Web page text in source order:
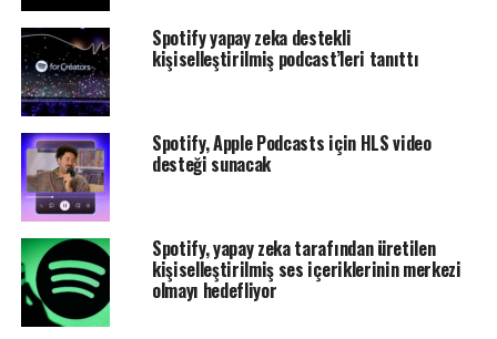
için sesli kitapların genel kalitesini tehlikeye
atabileceğini savunuyor.
Kaynak: TechCrunch
BENZER KONULAR:
BIR SONRAKI
Apple Podcasts, podcast yayınlama süreçlerini
kolaylaştırıyor
KAÇIRMAYIN
Spotify yapay zeka destekli
kişiselleştirilmiş podcast’leri tanıttı
Spotify, Apple Podcasts için HLS video
desteği sunacak
Spotify, yapay zeka tarafından üretilen
kişiselleştirilmiş ses içeriklerinin merkezi
olmayı hedefliyor